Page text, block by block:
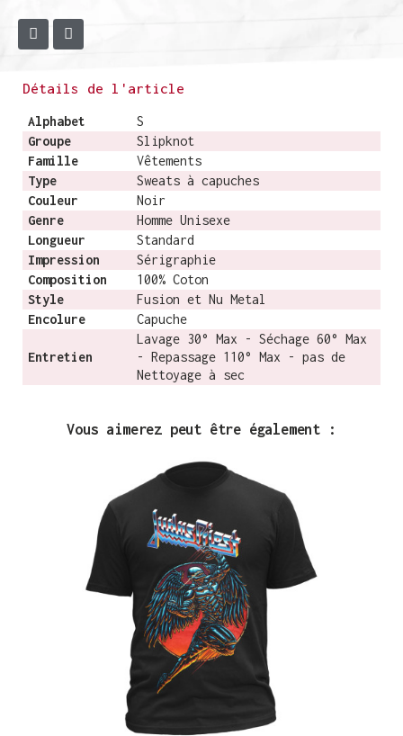
Détails de l'article
Alphabet
S
Groupe
Slipknot
Famille
Vêtements
Type
Sweats à capuches
Couleur
Noir
Genre
Homme Unisexe
Longueur
Standard
Impression
Sérigraphie
Composition
100% Coton
Style
Fusion et Nu Metal
Encolure
Capuche
Entretien
Lavage 30° Max - Séchage 60° Max
- Repassage 110° Max - pas de
Nettoyage à sec
Vous aimerez peut être également :